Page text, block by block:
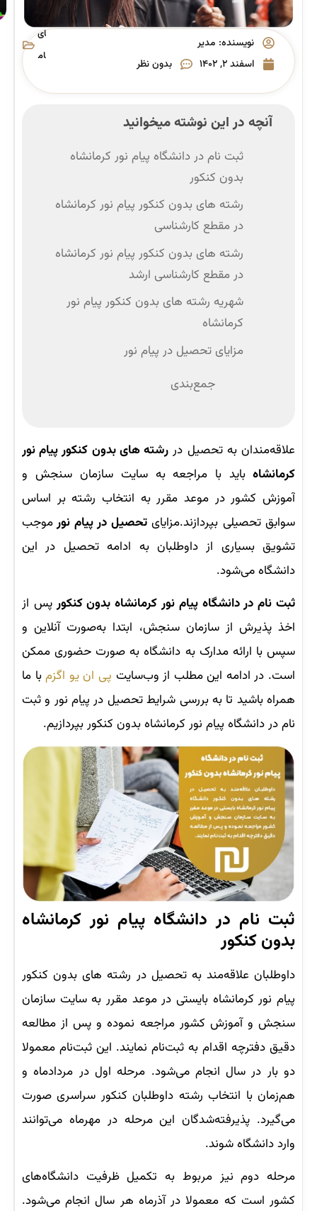
نویسنده: مدیر
اسفند ۲, ۱۴۰۲
بدون نظر
رشته
های
پیام
آنچه در این نوشته میخوانید
ثبت نام در دانشگاه پیام نور کرمانشاه
بدون کنکور
رشته های بدون کنکور پیام نور کرمانشاه
در مقطع کارشناسی
رشته های بدون کنکور پیام نور کرمانشاه
در مقطع کارشناسی ‌ارشد
شهریه رشته های بدون کنکور پیام نور
کرمانشاه
مزایای تحصیل در پیام نور
جمع‌بندی
علاقه‌مندان به تحصیل در رشته های بدون کنکور پیام نور
کرمانشاه باید با مراجعه به سایت سازمان سنجش و
آموزش کشور در موعد مقرر به انتخاب رشته بر اساس
سوابق تحصیلی بپردازند.مزایایتحصیل در پیام نورموجب
تشویق بسیاری از داوطلبان به ادامه تحصیل در این
دانشگاه می‌شود.
ثبت نام در دانشگاه پیام نور کرمانشاه بدون کنکورپس از
اخذ پذیرش از سازمان سنجش، ابتدا به‌صورت آنلاین و
سپس با ارائه مدارک به دانشگاه به صورت حضوری ممکن
است. در ادامه این مطلب از وب‌سایت پی ان یو اگزمبا ما
همراه باشید تا به بررسی شرایط تحصیل در پیام ‌نور و ثبت
نام در دانشگاه پیام نور کرمانشاه بدون کنکور بپردازیم.
ثبت نام در دانشگاه پیام نور کرمانشاه
بدون کنکور
داوطلبان علاقه‌مند به تحصیل در رشته های بدون کنکور
پیام نور کرمانشاه بایستی در موعد مقرر به سایت سازمان
سنجش و آموزش کشور مراجعه نموده و پس از مطالعه
دقیق دفترچه اقدام به ثبت‌نام نمایند. این ثبت‌نام معمولا
دو بار در سال انجام می‌شود. مرحله اول در مردادماه و
هم‌زمان با انتخاب رشته داوطلبان کنکور سراسری صورت
می‌گیرد. پذیرفته‌شدگان این مرحله در مهرماه می‌توانند
وارد دانشگاه شوند.
مرحله دوم نیز مربوط به تکمیل ظرفیت دانشگاه‌های
کشور است که معمولا در آذرماه هر سال انجام می‌شود.